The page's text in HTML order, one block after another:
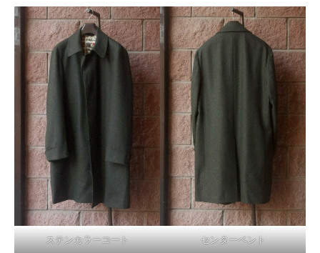
ステンカラーコート センターベント